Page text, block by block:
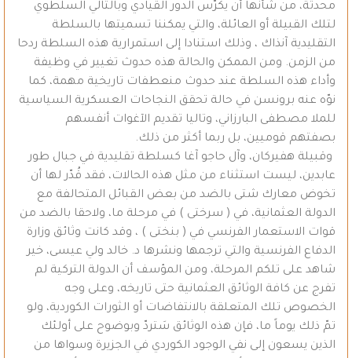
محدثة، من شأنها أن يكرّس الدور القيادي وبالتالي السلطوي
لتلك القبيلة أو العائلة، والتي يمكننا تسميتها بالسلطة
التقليدية آنذاك ، وذلك استنادا إلى استمرارية هذه السلطة ردحا
من الزمن. ومن الممكن والحالة هذه حدوث تغيير في وظيفة
وأداء هذه السلطة عند حدوث منعطفات تاريخية مهمة، كما
نوّه عنه برونسن في حالة تحقق النجاحات العسكرية السياسية
للملا مصطفى البارزاني، وتاليا تقديم الآغوات أنفسهم
بصفتهم قوميين، بل ربما أكثر من ذلك.
وقبيلة هفيركان، وآل حاجو آغا كسلطة تقليدية في جبال طور
عابدين، ليست استثناء من مثل هذه الحالات، فقد قُدّر لها أن
تخوض معارك شتى بالضد من بعض القبائل المتحالفة مع
الدولة العثمانية، في ( سرختى ) في مرحلة ما، ولاحقا بالضد من
قوات الاستعمار الفرنسي في ( بنختى ) ، وقد كانت وثائق وزارة
الدفاع الفرنسية والتي ترجمها ونشرها د. خالد ولي عيسى، خير
شاهد على تلكم المرحلة، ومن المؤسف أن الدولة التركية لم
تفرج عن كافة الوثائق العثمانية حتى تاريخه، وعلى وجه
الخصوص تلك المتعلقة بالانتفاضات أو الثورات الكوردية، ولو
تمّ ذلك يوماً ما، فإن هذه الوثائق سَتردّ وبوضوح على أولئك
الذين يسعون إلى نفي الوجود الكوردي في الجزيرة وسواها من